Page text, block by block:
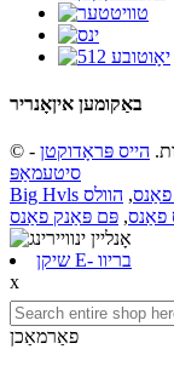
באַקומען איןאָנריר
הייס פּראָדוקטן -
סיטעמאַפּ
פאַנס, הוולס
פאַנס, פּם פּאַנק פאַנס
שיקן E- בריוו
x
פאַרמאַכן